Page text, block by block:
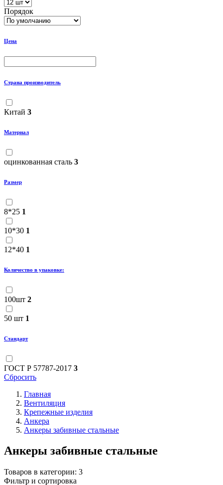
Порядок
Цена
Страна производитель
Китай 3
Материал
оцинкованная сталь 3
Размер
8*25 1
10*30 1
12*40 1
Количество в упаковке:
100шт 2
50 шт 1
Стандарт
ГОСТ Р 57787-2017 3
Сбросить
Главная
Вентиляция
Крепежные изделия
Анкера
Анкеры забивные стальные
Анкеры забивные стальные
Товаров в категории: 3
Фильтр и сортировка